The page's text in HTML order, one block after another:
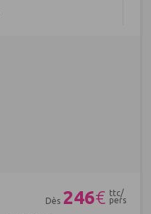
Dès 246€ ttc/
pers